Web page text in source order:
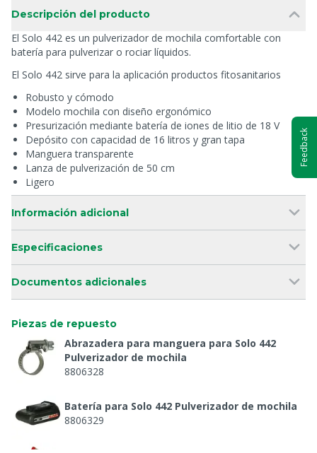
Descripción del producto
El Solo 442 es un pulverizador de mochila comfortable con
batería para pulverizar o rociar líquidos.
El Solo 442 sirve para la aplicación productos fitosanitarios
Robusto y cómodo
Modelo mochila con diseño ergonómico
Presurización mediante batería de iones de litio de 18 V
Depósito con capacidad de 16 litros y gran tapa
Manguera transparente
Lanza de pulverización de 50 cm
Ligero
Información adicional
Especificaciones
Documentos adicionales
Piezas de repuesto
Abrazadera para manguera para Solo 442
Pulverizador de mochila
8806328
Batería para Solo 442 Pulverizador de mochila
8806329
Feedback